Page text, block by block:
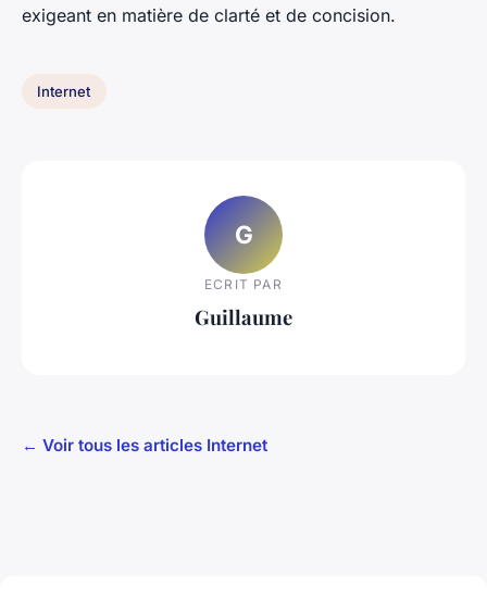
exigeant en matière de clarté et de concision.
Internet
G
ECRIT PAR
Guillaume
← Voir tous les articles Internet